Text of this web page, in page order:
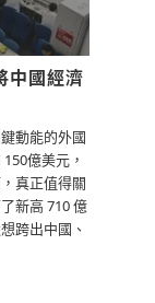
中國經濟
動能的外國
億美元，
真正值得關
新高 710 億
跨出中國、